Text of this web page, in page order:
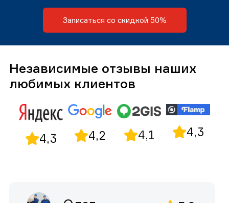
Записаться со скидкой 50%
Независимые отзывы наших
любимых клиентов
4,3 4,2 4,1 4,3